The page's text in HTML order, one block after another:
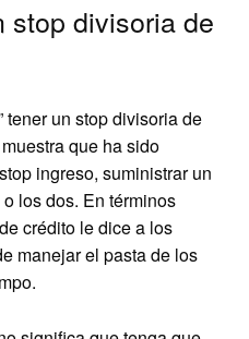
stop divisoria de
tener un stop divisoria de
que ha sido
ingreso, suministrar un
los dos. En términos
crédito le dice a los
manejar el pasta de los